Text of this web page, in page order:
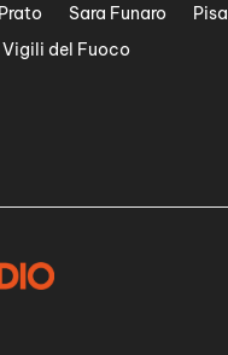
Prato Sara Funaro Pisa
Vigili del Fuoco